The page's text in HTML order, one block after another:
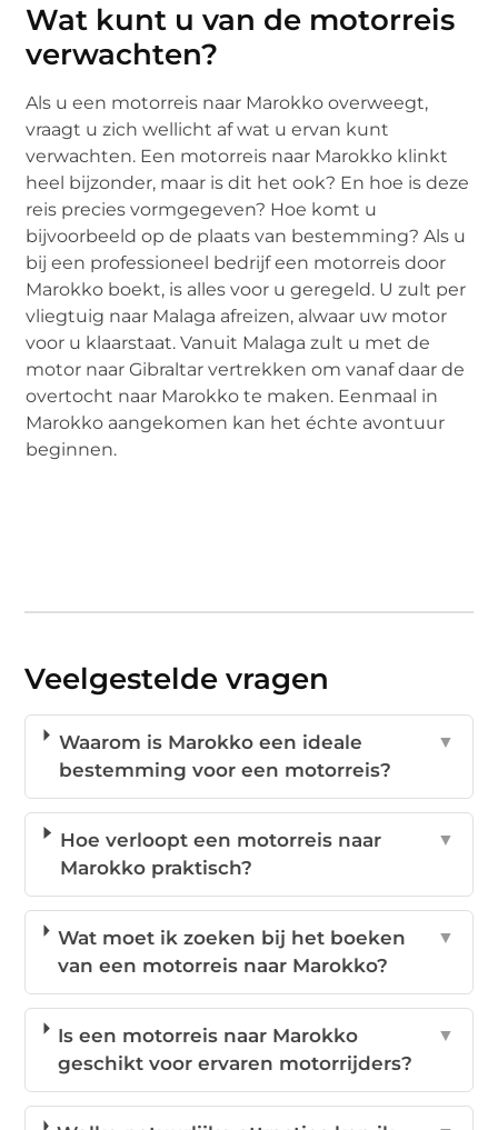
Wat kunt u van de motorreis
verwachten?
Als u een motorreis naar Marokko overweegt,
vraagt u zich wellicht af wat u ervan kunt
verwachten. Een motorreis naar Marokko klinkt
heel bijzonder, maar is dit het ook? En hoe is deze
reis precies vormgegeven? Hoe komt u
bijvoorbeeld op de plaats van bestemming? Als u
bij een professioneel bedrijf een motorreis door
Marokko boekt, is alles voor u geregeld. U zult per
vliegtuig naar Malaga afreizen, alwaar uw motor
voor u klaarstaat. Vanuit Malaga zult u met de
motor naar Gibraltar vertrekken om vanaf daar de
overtocht naar Marokko te maken. Eenmaal in
Marokko aangekomen kan het échte avontuur
beginnen.
Veelgestelde vragen
Waarom is Marokko een ideale
bestemming voor een motorreis?
▼
Hoe verloopt een motorreis naar
Marokko praktisch?
▼
Wat moet ik zoeken bij het boeken
van een motorreis naar Marokko?
▼
Is een motorreis naar Marokko
geschikt voor ervaren motorrijders?
▼